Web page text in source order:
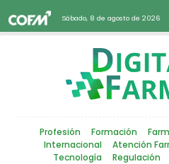
Sábado, 8 de agosto de 2026
Profesión Formación
Internacional
Atención
Tecnología
Regulación